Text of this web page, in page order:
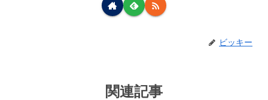
ビッキー
関連記事